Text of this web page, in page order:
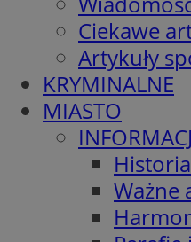
Ciekawe
Artykuły
KRYMINALNE
MIASTO
Ważne